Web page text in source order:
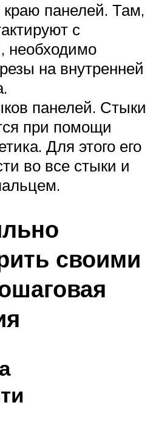
краю панелей. Там,
с
необходимо
на внутренней
панелей. Стыки
при помощи
Для этого его
во все стыки и
своими